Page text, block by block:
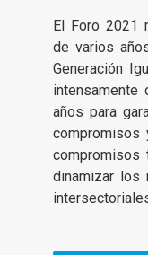
El Foro 2021
de varios
Generación
intensamente
años para
compromisos
compromisos
dinamizar los